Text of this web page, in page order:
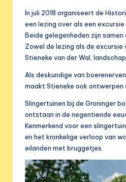
In juli 2018 organiseert de
een lezing over als een excursie
Beide gelegenheden zijn
Zowel de lezing als de
Stieneke van der Wal,
Als deskundige van
maakt Stieneke ook ontwerpen
Slingertuinen bij de Groninger
ontstaan in de negentiende
Kenmerkend voor een
en het kronkelige verloop van
eilanden met bruggetjes.